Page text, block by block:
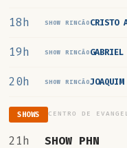
18h SHOW RINCÃO CRISTO
19h SHOW RINCÃO GABRIEL
20h SHOW RINCÃO
SHOWS CENTRO DE
21h SHOW PHN